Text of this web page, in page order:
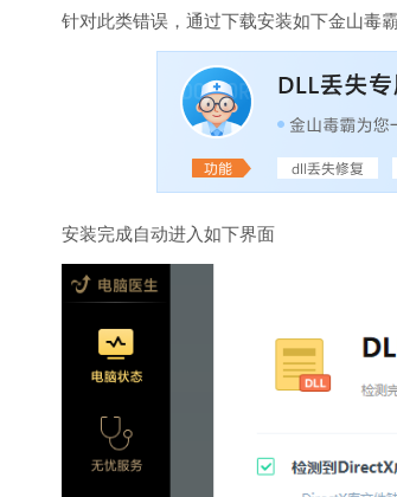
针对此类错误，通过下载安装如下金山毒
安装完成自动进入如下界面